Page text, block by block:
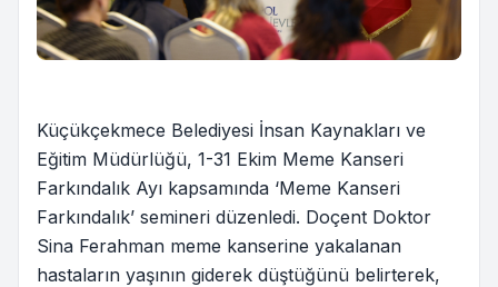
Küçükçekmece Belediyesi İnsan Kaynakları ve
Eğitim Müdürlüğü, 1-31 Ekim Meme Kanseri
Farkındalık Ayı kapsamında ‘Meme Kanseri
Farkındalık’ semineri düzenledi. Doçent Doktor
Sina Ferahman meme kanserine yakalanan
hastaların yaşının giderek düştüğünü belirterek,